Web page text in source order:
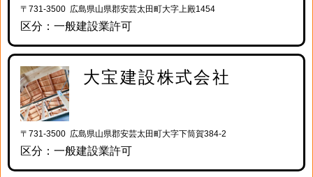
〒731-3500 広島県山県郡安芸太田町大字上殿1454
区分：一般建設業許可
大宝建設株式会社
〒731-3500 広島県山県郡安芸太田町大字下筒賀384-2
区分：一般建設業許可